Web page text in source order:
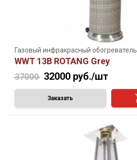
Газовый инфракрасный обогреватель
WWT 13B ROTANG Grey
37000 32000 руб./шт
Заказать